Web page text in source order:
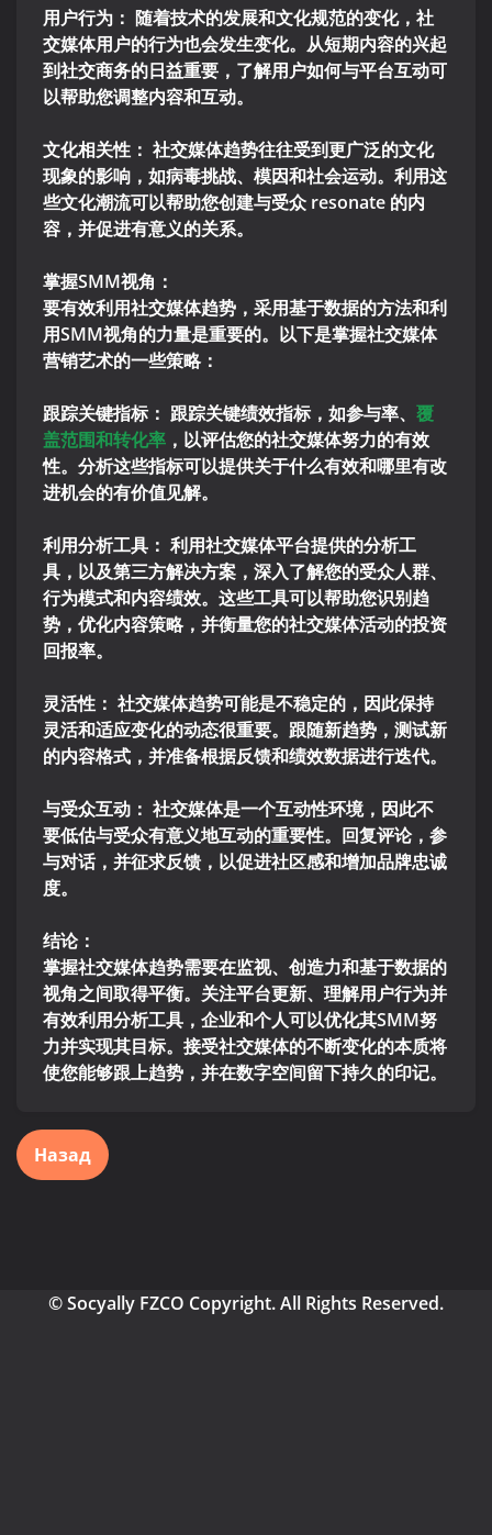
用户行为： 随着技术的发展和文化规范的变化，社
交媒体用户的行为也会发生变化。从短期内容的兴起
到社交商务的日益重要，了解用户如何与平台互动可
以帮助您调整内容和互动。
文化相关性： 社交媒体趋势往往受到更广泛的文化
现象的影响，如病毒挑战、模因和社会运动。利用这
些文化潮流可以帮助您创建与受众 resonate 的内
容，并促进有意义的关系。
掌握SMM视角：
要有效利用社交媒体趋势，采用基于数据的方法和利
用SMM视角的力量是重要的。以下是掌握社交媒体
营销艺术的一些策略：
跟踪关键指标： 跟踪关键绩效指标，如参与率、 覆
盖范围和转化率 ，以评估您的社交媒体努力的有效
性。分析这些指标可以提供关于什么有效和哪里有改
进机会的有价值见解。
利用分析工具： 利用社交媒体平台提供的分析工
具，以及第三方解决方案，深入了解您的受众人群、
行为模式和内容绩效。这些工具可以帮助您识别趋
势，优化内容策略，并衡量您的社交媒体活动的投资
回报率。
灵活性： 社交媒体趋势可能是不稳定的，因此保持
灵活和适应变化的动态很重要。跟随新趋势，测试新
的内容格式，并准备根据反馈和绩效数据进行迭代。
与受众互动： 社交媒体是一个互动性环境，因此不
要低估与受众有意义地互动的重要性。回复评论，参
与对话，并征求反馈，以促进社区感和增加品牌忠诚
度。
结论：
掌握社交媒体趋势需要在监视、创造力和基于数据的
视角之间取得平衡。关注平台更新、理解用户行为并
有效利用分析工具，企业和个人可以优化其SMM努
力并实现其目标。接受社交媒体的不断变化的本质将
使您能够跟上趋势，并在数字空间留下持久的印记。
Назад
© Socyally FZCO Copyright. All Rights Reserved.